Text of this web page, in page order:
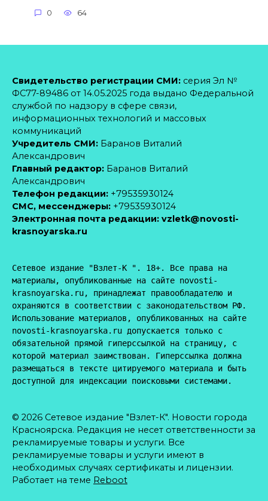
0 64
Свидетельство регистрации СМИ: серия Эл №
ФС77-89486 от 14.05.2025 года выдано Федеральной
службой по надзору в сфере связи,
информационных технологий и массовых
коммуникаций
Учредитель СМИ: Баранов Виталий
Александрович
Главный редактор: Баранов Виталий
Александрович
Телефон редакции: +79535930124
CМС, мессенджеры: +79535930124
Электронная почта редакции: vzletk@novosti-
krasnoyarska.ru
Сетевое издание "Взлет-К ". 18+. Все права на
материалы, опубликованные на сайте novosti-
krasnoyarska.ru, принадлежат правообладателю и
охраняются в соответствии с законодательством РФ.
Использование материалов, опубликованных на сайте
novosti-krasnoyarska.ru допускается только с
обязательной прямой гиперссылкой на страницу, с
которой материал заимствован. Гиперссылка должна
размещаться в тексте цитируемого материала и быть
доступной для индексации поисковыми системами.
© 2026 Сетевое издание "Взлет-К". Новости города
Красноярска. Редакция не несет ответственности за
рекламируемые товары и услуги. Все
рекламируемые товары и услуги имеют в
необходимых случаях сертификаты и лицензии.
Работает на теме Reboot